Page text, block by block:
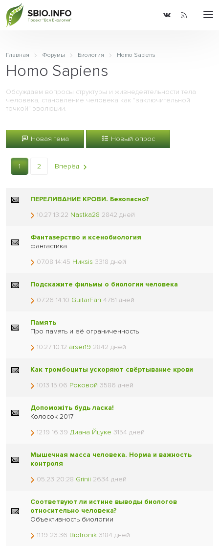
Главная Форумы Биология Homo Sapiens
Homo Sapiens
Обсуждаем вопросы структуры и жизнедеятельности тела
человека, становление человека как "заключительной
точкой" эволюции.
Новая тема Новый опрос
1 2 Вперёд
ПЕРЕЛИВАНИЕ КРОВИ. Безопасно?
10.27 13:22 Nastka28 2842 дней
Фантазерство и ксенобиология
фантастика
07.08 14:45 Никsis 3318 дней
Подскажите фильмы о биологии человека
07.26 14:10 GuitarFan 4761 дней
Память
Про память и её ограниченность
10.27 10:12 arser19 2842 дней
Как тромбоциты ускоряют свёртывание крови
10.13 15:06 Роковой 3586 дней
Допоможіть будь ласка!
Колосок 2017
12.19 16:39 Диана Йцуке 3154 дней
Мышечная масса человека. Норма и важность
контроля
05.23 20:28 Grinii 2634 дней
Соответвуют ли истине выводы биологов
относительно человека?
Объективность биологии
11.19 23:36 Biotronik 3184 дней